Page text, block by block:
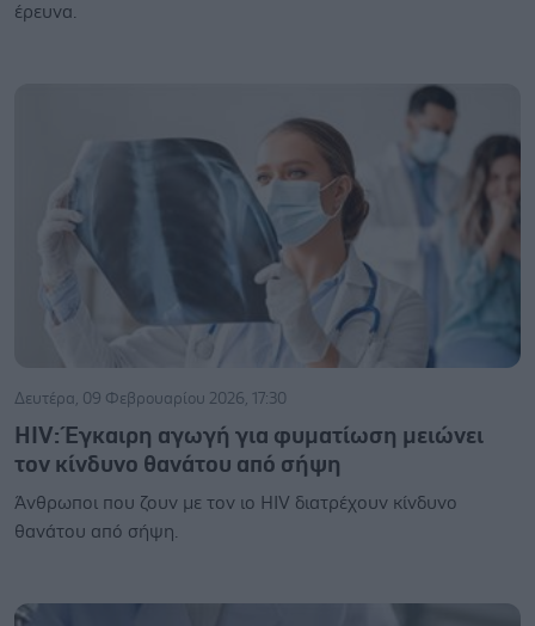
έρευνα.
Δευτέρα, 09 Φεβρουαρίου 2026, 17:30
HIV: Έγκαιρη αγωγή για φυματίωση μειώνει
τον κίνδυνο θανάτου από σήψη
Άνθρωποι που ζουν με τον ιο HIV διατρέχουν κίνδυνο
θανάτου από σήψη.